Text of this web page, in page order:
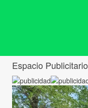
Espacio Publicitario